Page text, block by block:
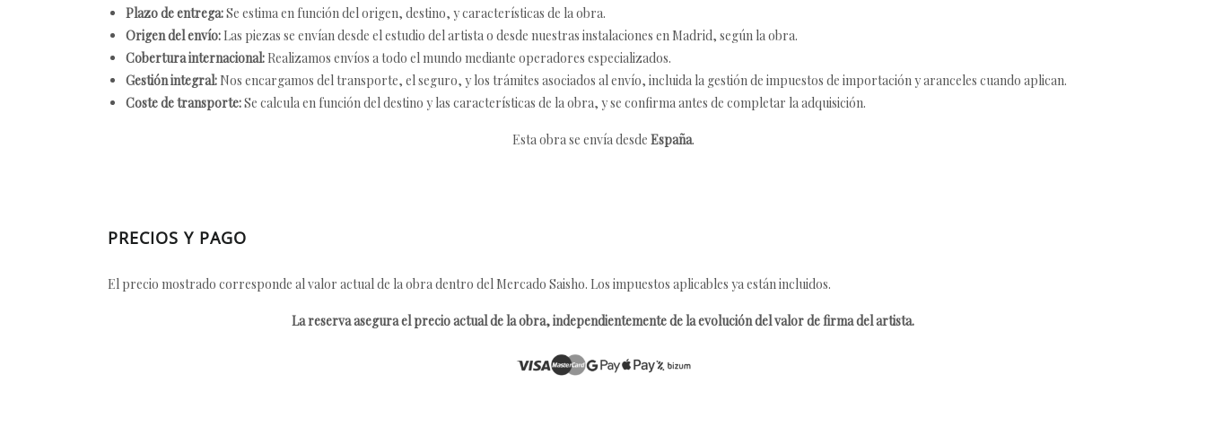
Plazo de entrega:Se estima en función del origen, destino, y características de la obra.
Origen del envío: Las piezas se envían desde el estudio del artista o desde nuestras instalaciones en Madrid, según la obra.
Cobertura internacional: Realizamos envíos a todo el mundo mediante operadores especializados.
Gestión integral: Nos encargamos del transporte, el seguro, y los trámites asociados al envío, incluida la gestión de impuestos de importación y aranceles cuando aplican.
Coste de transporte:Se calcula en función del destino y las características de la obra, y se confirma antes de completar la adquisición.
Esta obra se envía desde España.
PRECIOS Y PAGO
El precio mostrado corresponde al valor actual de la obra dentro del Mercado Saisho. Los impuestos aplicables ya están incluidos.
La reserva asegura el precio actual de la obra, independientemente de la evolución del valor de firma del artista.